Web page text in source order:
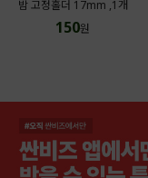
밤 고정홀더 17mm ,1개
150원